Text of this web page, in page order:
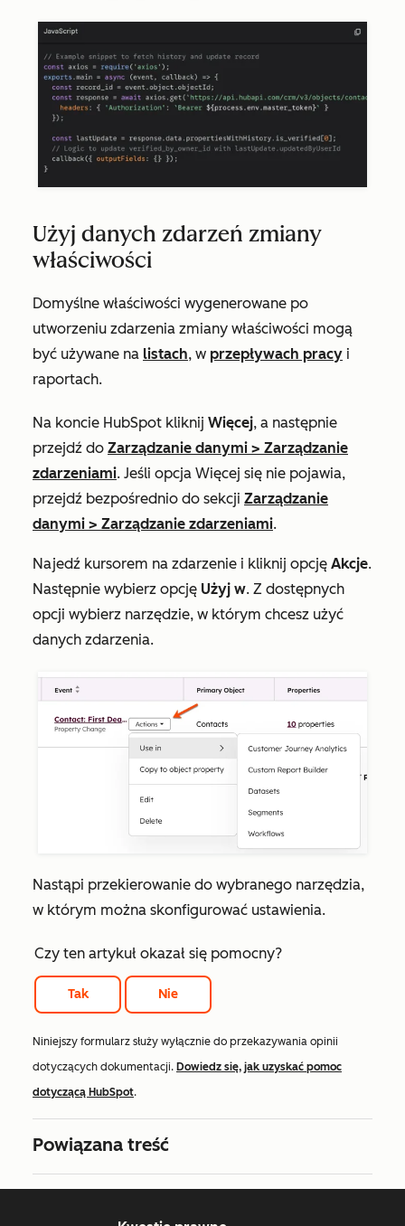
Użyj danych zdarzeń zmiany
właściwości
Domyślne właściwości wygenerowane po
utworzeniu zdarzenia zmiany właściwości mogą
być używane na listach, w przepływach pracy i
raportach.
Na koncie HubSpot kliknij Więcej, a następnie
przejdź do Zarządzanie danymi > Zarządzanie
zdarzeniami. Jeśli opcja Więcej się nie pojawia,
przejdź bezpośrednio do sekcji Zarządzanie
danymi > Zarządzanie zdarzeniami.
Najedź kursorem na zdarzenie i kliknij opcję Akcje.
Następnie wybierz opcję Użyj w. Z dostępnych
opcji wybierz narzędzie, w którym chcesz użyć
danych zdarzenia.
Nastąpi przekierowanie do wybranego narzędzia,
w którym można skonfigurować ustawienia.
Czy ten artykuł okazał się pomocny?
Tak Nie
Niniejszy formularz służy wyłącznie do przekazywania opinii
dotyczących dokumentacji. Dowiedz się, jak uzyskać pomoc
dotyczącą HubSpot.
Powiązana treść